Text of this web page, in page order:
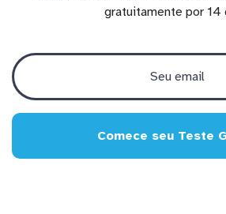
gratuitamente por 14
Comece seu Teste